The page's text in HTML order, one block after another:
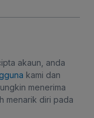
akaun, anda
kami dan
menerima
menarik diri pada